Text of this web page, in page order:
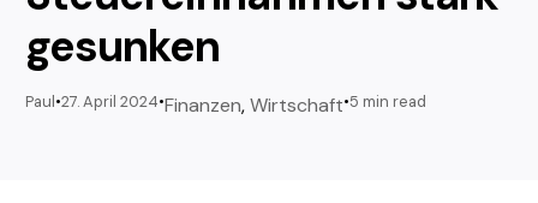
gesunken
Paul 27. April 2024 Finanzen,Wirtschaft 5 min read